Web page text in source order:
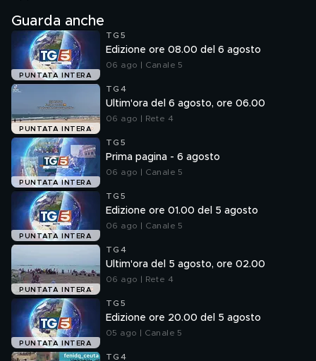
Guarda anche
PUNTATA INTERA
TG5
Edizione ore 08.00 del 6 agosto
06 ago | Canale 5
PUNTATA INTERA
TG4
Ultim'ora del 6 agosto, ore 06.00
06 ago | Rete 4
PUNTATA INTERA
TG5
Prima pagina - 6 agosto
06 ago | Canale 5
PUNTATA INTERA
TG5
Edizione ore 01.00 del 5 agosto
06 ago | Canale 5
PUNTATA INTERA
TG4
Ultim'ora del 5 agosto, ore 02.00
06 ago | Rete 4
PUNTATA INTERA
TG5
Edizione ore 20.00 del 5 agosto
05 ago | Canale 5
TG4